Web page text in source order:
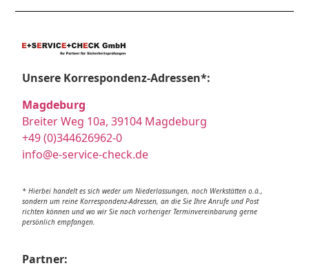
Unsere Korrespondenz-Adressen*:
Magdeburg
Breiter Weg 10a, 39104 Magdeburg
+49 (0)344626962-0
info@e-service-check.de
* Hierbei handelt es sich weder um Niederlassungen, noch Werkstätten o.ä.,
sondern um reine Korrespondenz-Adressen, an die Sie Ihre Anrufe und Post
richten können und wo wir Sie nach vorheriger Terminvereinbarung gerne
persönlich empfangen.
Partner: